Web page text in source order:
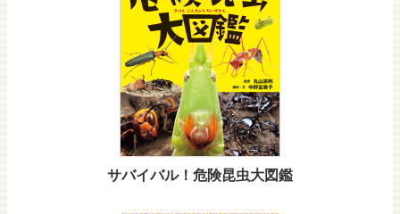
サバイバル！危険昆虫大図鑑